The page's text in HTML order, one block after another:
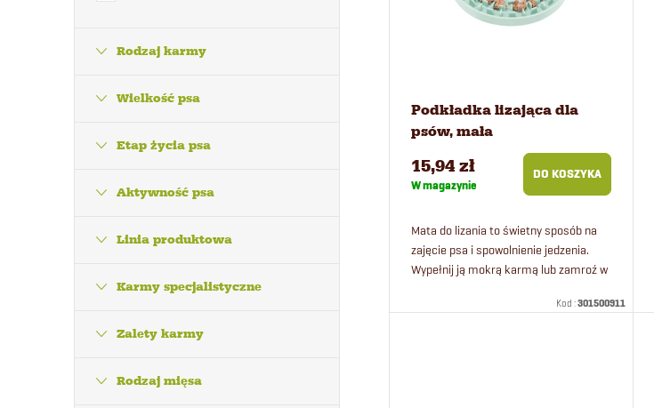
Rodzaj karmy
Wielkość psa
Etap życia psa
Aktywność psa
Linia produktowa
Karmy specjalistyczne
Zalety karmy
Rodzaj mięsa
Podkładka lizająca dla
psów, mała
15,94 zł
W magazynie
DO KOSZYKA
Mata do lizania to świetny sposób na
zajęcie psa i spowolnienie jedzenia.
Wypełnij ją mokrą karmą lub zamroź w
długotrwałą przyjemność.
Kod :301500911